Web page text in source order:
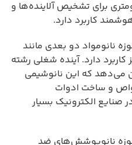
برای تشخیص آلاینده‌ها و
کاربرد دارد.
نانومواد دو بعدی مانند
دارد. آینده شغلی رشته
می‌دهد که این نانوشیمی
و ساخت ادوات
صنایع الکترونیک بسیار
نانوپوشش‌های ضد